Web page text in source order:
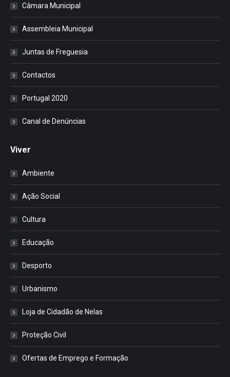
Câmara Municipal
Assembleia Municipal
Juntas de Freguesia
Contactos
Portugal 2020
Canal de Denúncias
Viver
Ambiente
Ação Social
Cultura
Educação
Desporto
Urbanismo
Loja de Cidadão de Nelas
Proteção Civil
Ofertas de Emprego e Formação